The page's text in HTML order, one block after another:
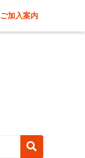
ご加入案内